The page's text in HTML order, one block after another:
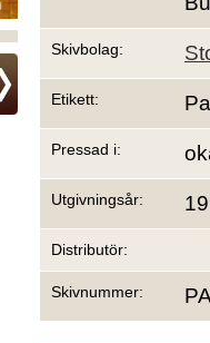
Skivbolag:
Etikett:
Pressad i:
Utgivningsår:
Distributör:
Skivnummer: